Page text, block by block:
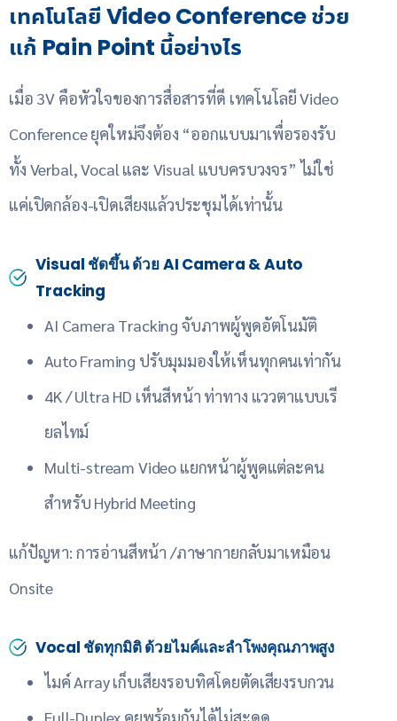
เทคโนโลยี Video Conference ช่วย
แก้ Pain Point นี้อย่างไร
เมื่อ 3V คือหัวใจของการสื่อสารที่ดี เทคโนโลยี Video
Conference ยุคใหม่จึงต้อง “ออกแบบมาเพื่อรองรับ
ทั้ง Verbal, Vocal และ Visual แบบครบวงจร” ไม่ใช่
แค่เปิดกล้อง-เปิดเสียงแล้วประชุมได้เท่านั้น
Visual ชัดขึ้น ด้วย AI Camera & Auto
Tracking
AI Camera Tracking จับภาพผู้พูดอัตโนมัติ
Auto Framing ปรับมุมมองให้เห็นทุกคนเท่ากัน
4K / Ultra HD เห็นสีหน้า ท่าทาง แววตาแบบเรี
ยลไทม์
Multi-stream Video แยกหน้าผู้พูดแต่ละคน
สำหรับ Hybrid Meeting
แก้ปัญหา: การอ่านสีหน้า /ภาษากายกลับมาเหมือน
Onsite
Vocal ชัดทุกมิติ ด้วยไมค์และลำโพงคุณภาพสูง
ไมค์ Array เก็บเสียงรอบทิศโดยตัดเสียงรบกวน